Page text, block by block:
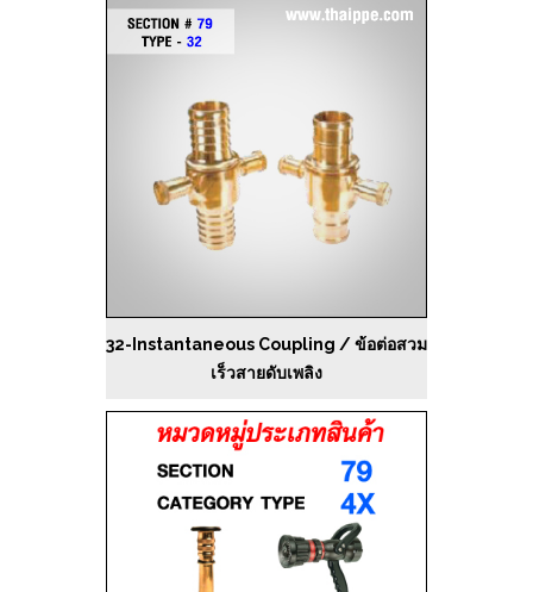
32-Instantaneous Coupling / ข้อต่อสวม
เร็วสายดับเพลิง